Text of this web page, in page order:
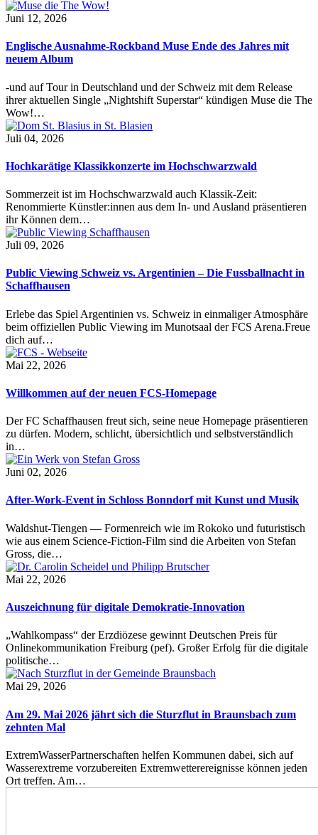
Juni 12, 2026
Englische Ausnahme-Rockband Muse Ende des Jahres mit
neuem Album
-und auf Tour in Deutschland und der Schweiz mit dem Release
ihrer aktuellen Single „Nightshift Superstar“ kündigen Muse die The
Wow!…
Juli 04, 2026
Hochkarätige Klassikkonzerte im Hochschwarzwald
Sommerzeit ist im Hochschwarzwald auch Klassik-Zeit:
Renommierte Künstler:innen aus dem In- und Ausland präsentieren
ihr Können dem…
Juli 09, 2026
Public Viewing Schweiz vs. Argentinien – Die Fussballnacht in
Schaffhausen
Erlebe das Spiel Argentinien vs. Schweiz in einmaliger Atmosphäre
beim offiziellen Public Viewing im Munotsaal der FCS Arena.Freue
dich auf…
Mai 22, 2026
Willkommen auf der neuen FCS-Homepage
Der FC Schaffhausen freut sich, seine neue Homepage präsentieren
zu dürfen. Modern, schlicht, übersichtlich und selbstverständlich
in…
Juni 02, 2026
After-Work-Event in Schloss Bonndorf mit Kunst und Musik
Waldshut-Tiengen — Formenreich wie im Rokoko und futuristisch
wie aus einem Science-Fiction-Film sind die Arbeiten von Stefan
Gross, die…
Mai 22, 2026
Auszeichnung für digitale Demokratie-Innovation
„Wahlkompass“ der Erzdiözese gewinnt Deutschen Preis für
Onlinekommunikation Freiburg (pef). Großer Erfolg für die digitale
politische…
Mai 29, 2026
Am 29. Mai 2026 jährt sich die Sturzflut in Braunsbach zum
zehnten Mal
ExtremWasserPartnerschaften helfen Kommunen dabei, sich auf
Wasserextreme vorzubereiten Extremwetterereignisse können jeden
Ort treffen. Am…